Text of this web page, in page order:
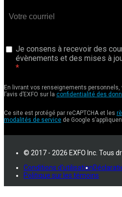
Je consens à recevoir des
évènements et des mises à
En livrant vos renseignements
l’avis d’EXFO sur la confidentialité des
Ce site est protégé par reCAPTCHA et les
modalités de service de Google
© 2017 - 2026 EXFO Inc. Tous
Conditions d'utilisation
Politique sur les témoins